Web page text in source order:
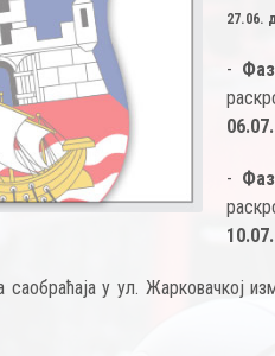
27.06.
-
-
у ул. Жарковачкој